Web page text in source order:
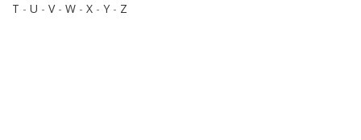
T - U - V- W - X - Y - Z